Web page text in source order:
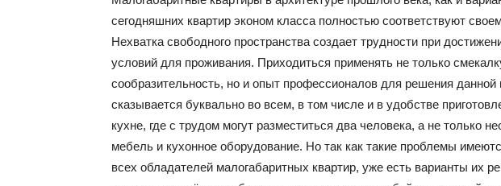
сегодняшних квартир эконом класса полностью соответствуют
Нехватка свободного пространства создает трудности при
условий для проживания. Приходиться применять не только
сообразительность, но и опыт профессионалов для решения
сказывается буквально во всем, в том числе и в удобстве
кухне, где с трудом могут разместиться два человека, а не только
мебель и кухонное оборудование. Но так как такие проблемы
всех обладателей малогабаритных квартир, уже есть варианты их